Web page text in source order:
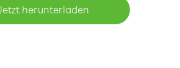
herunterladen